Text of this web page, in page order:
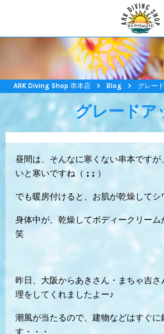
ARK Diving Shop 串本店 > Blog > グレー
グレードア
昼間は、そんなに寒くない串本です
いと寒いですね（ ; ; ）
でも暖房付けると、お肌が乾燥して
身体中が、乾燥してボディークリーム
笑
昨日、大阪からあきさん・まちゃ吉
理をしてくれましたよー♪
潮風が当たるので、建物などはすぐ
す・・・